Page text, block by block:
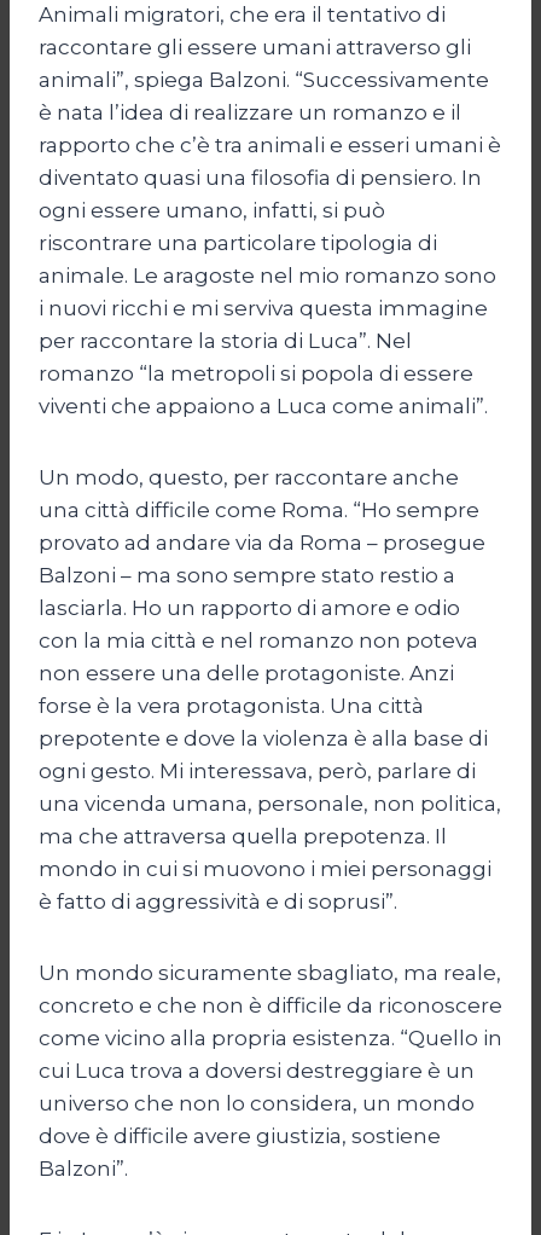
Animali migratori, che era il tentativo di
raccontare gli essere umani attraverso gli
animali”, spiega Balzoni. “Successivamente
è nata l’idea di realizzare un romanzo e il
rapporto che c’è tra animali e esseri umani è
diventato quasi una filosofia di pensiero. In
ogni essere umano, infatti, si può
riscontrare una particolare tipologia di
animale. Le aragoste nel mio romanzo sono
i nuovi ricchi e mi serviva questa immagine
per raccontare la storia di Luca”. Nel
romanzo “la metropoli si popola di essere
viventi che appaiono a Luca come animali”.
Un modo, questo, per raccontare anche
una città difficile come Roma. “Ho sempre
provato ad andare via da Roma – prosegue
Balzoni – ma sono sempre stato restio a
lasciarla. Ho un rapporto di amore e odio
con la mia città e nel romanzo non poteva
non essere una delle protagoniste. Anzi
forse è la vera protagonista. Una città
prepotente e dove la violenza è alla base di
ogni gesto. Mi interessava, però, parlare di
una vicenda umana, personale, non politica,
ma che attraversa quella prepotenza. Il
mondo in cui si muovono i miei personaggi
è fatto di aggressività e di soprusi”.
Un mondo sicuramente sbagliato, ma reale,
concreto e che non è difficile da riconoscere
come vicino alla propria esistenza. “Quello in
cui Luca trova a doversi destreggiare è un
universo che non lo considera, un mondo
dove è difficile avere giustizia, sostiene
Balzoni”.